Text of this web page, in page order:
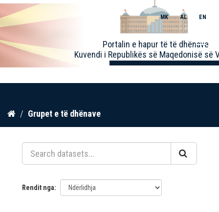
Kalo
përmbajtja
Portalin e hapur të të dhënave
Kuvendi i Republikës së Maqedonisë së
MK AL EN
Toggle
Grupet e të dhënave
Rendit nga